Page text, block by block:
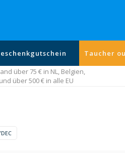
Taucher
über 75 € in NL, Belgien,
über 500 € in alle EU